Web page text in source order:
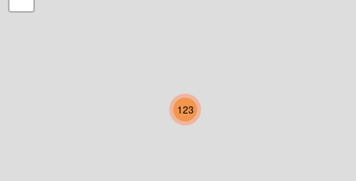
Niederösterreich
Oberösterreich
123